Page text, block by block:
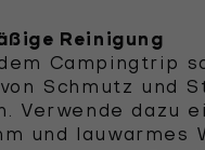
Reinigung
Campingtrip
Schmutz und
Verwende dazu
und lauwarmes